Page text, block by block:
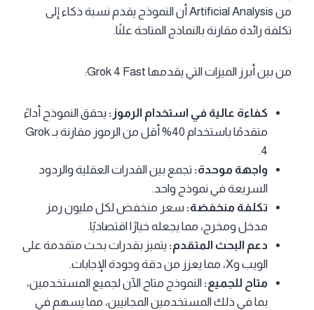
من Artificial Analysis أن النموذج يقدم نسبة ذكاء إلى
تكلفة رائدة مقارنة بالنماذج المتاحة علنًا.
من بين أبرز الميزات التي يقدمها Grok 4 Fast:
كفاءة عالية في استخدام الرموز: يحقق النموذج أداءً
متقدمًا باستخدام 40% أقل من الرموز مقارنة بـ Grok
4.
واجهة موحدة: تجمع بين القدرات العقلية والردود
السريعة في نموذج واحد.
تكلفة منخفضة: سعر منخفض لكل مليون رمز
مدخل ومخرج، مما يجعله خيارًا اقتصاديًا.
دعم البحث المتقدم: يتميز بقدرات بحث متقدمة على
الويب وX، مما يعزز من دقة وجودة الإجابات.
متاح للجميع: النموذج متاح الآن لجميع المستخدمين،
بما في ذلك المستخدمين المجانيين، مما يسهم في